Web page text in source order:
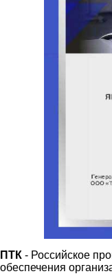
ПТК - Российское
обеспечения